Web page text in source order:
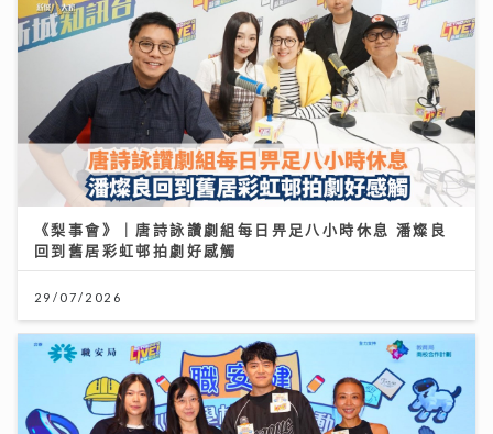
《梨事會》｜唐詩詠讚劇組每日畀足八小時休息 潘燦良
回到舊居彩虹邨拍劇好感觸
29/07/2026